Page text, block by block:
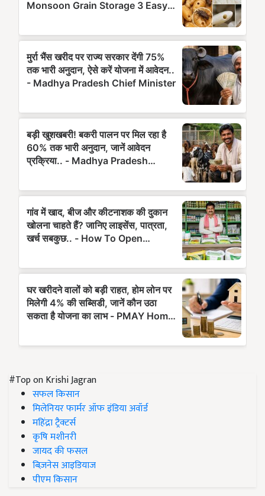
#Top on Krishi Jagran
सफल किसान
मिलेनियर फार्मर ऑफ इंडिया अवॉर्ड
महिंद्रा ट्रैक्टर्स
कृषि मशीनरी
जायद की फसल
बिज़नेस आइडियाज
पीएम किसान